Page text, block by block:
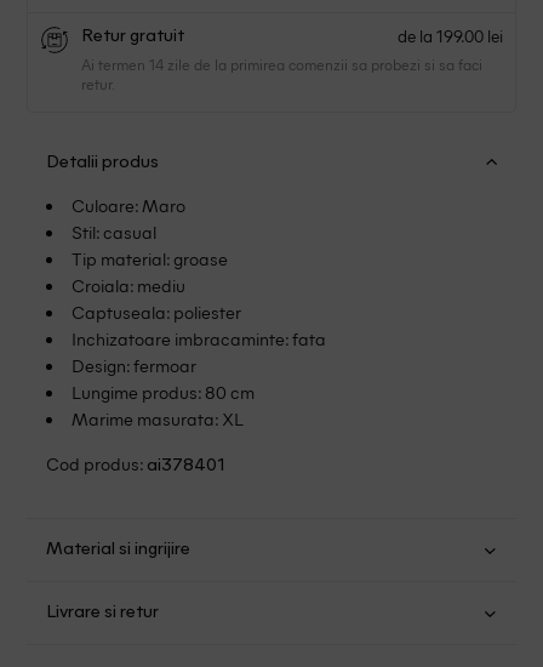
Retur gratuit de la 199.00 lei
Ai termen 14 zile de la primirea comenzii sa probezi si sa faci
retur.
Detalii produs
Culoare: Maro
Stil: casual
Tip material: groase
Croiala: mediu
Captuseala: poliester
Inchizatoare imbracaminte: fata
Design: fermoar
Lungime produs: 80 cm
Marime masurata: XL
Cod produs: ai378401
Material si ingrijire
Livrare si retur